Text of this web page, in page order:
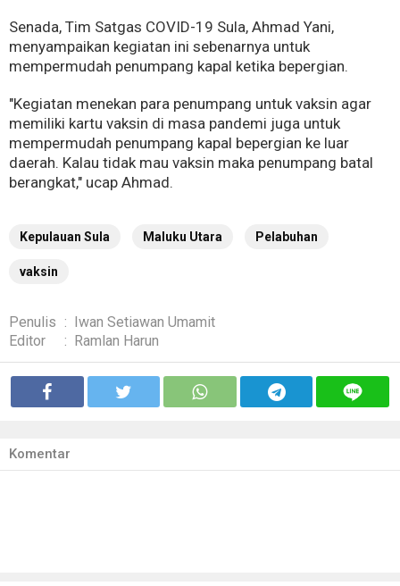
Senada, Tim Satgas COVID-19 Sula, Ahmad Yani,
menyampaikan kegiatan ini sebenarnya untuk
mempermudah penumpang kapal ketika bepergian.
"Kegiatan menekan para penumpang untuk vaksin agar
memiliki kartu vaksin di masa pandemi juga untuk
mempermudah penumpang kapal bepergian ke luar
daerah. Kalau tidak mau vaksin maka penumpang batal
berangkat," ucap Ahmad.
Kepulauan Sula Maluku Utara Pelabuhan
vaksin
Penulis :
Iwan Setiawan Umamit
Editor
: Ramlan Harun
Komentar